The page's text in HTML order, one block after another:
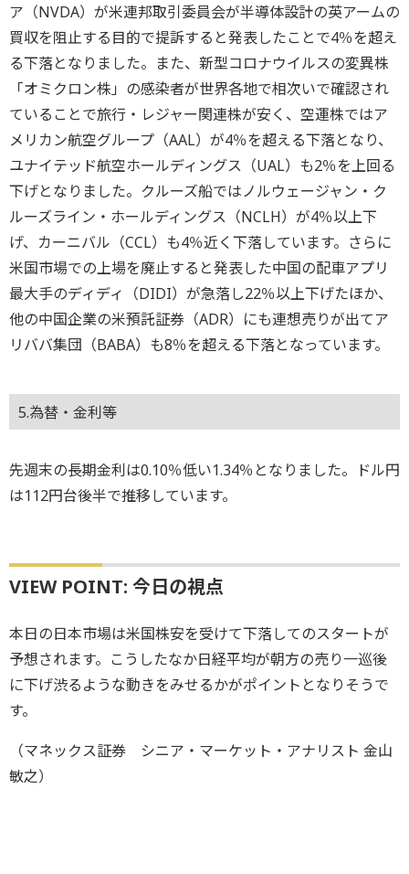
ア（NVDA）が米連邦取引委員会が半導体設計の英アームの
買収を阻止する目的で提訴すると発表したことで4％を超え
る下落となりました。また、新型コロナウイルスの変異株
「オミクロン株」の感染者が世界各地で相次いで確認され
ていることで旅行・レジャー関連株が安く、空運株ではア
メリカン航空グループ（AAL）が4％を超える下落となり、
ユナイテッド航空ホールディングス（UAL）も2％を上回る
下げとなりました。クルーズ船ではノルウェージャン・ク
ルーズライン・ホールディングス（NCLH）が4％以上下
げ、カーニバル（CCL）も4％近く下落しています。さらに
米国市場での上場を廃止すると発表した中国の配車アプリ
最大手のディディ（DIDI）が急落し22％以上下げたほか、
他の中国企業の米預託証券（ADR）にも連想売りが出てア
リババ集団（BABA）も8％を超える下落となっています。
5.為替・金利等
先週末の長期金利は0.10％低い1.34％となりました。ドル円
は112円台後半で推移しています。
VIEW POINT: 今日の視点
本日の日本市場は米国株安を受けて下落してのスタートが
予想されます。こうしたなか日経平均が朝方の売り一巡後
に下げ渋るような動きをみせるかがポイントとなりそうで
す。
（マネックス証券 シニア・マーケット・アナリスト 金山
敏之）